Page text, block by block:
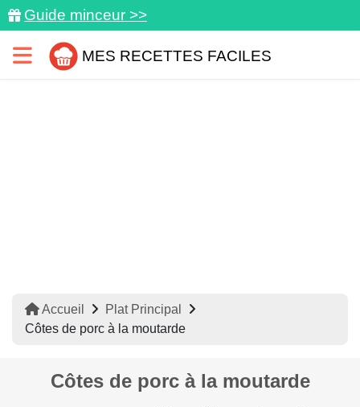
Guide minceur >>
MES RECETTES FACILES
Accueil
Plat Principal
Côtes de porc à la moutarde
Côtes de porc à la moutarde